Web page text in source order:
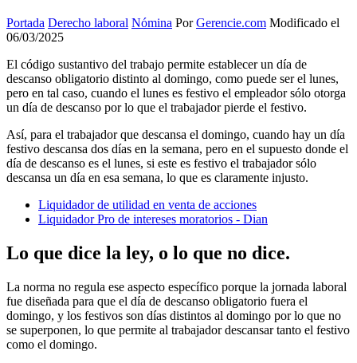
Portada Derecho laboral Nómina PorGerencie.com Modificado el
06/03/2025
El código sustantivo del trabajo permite establecer un día de
descanso obligatorio distinto al domingo, como puede ser el lunes,
pero en tal caso, cuando el lunes es festivo el empleador sólo otorga
un día de descanso por lo que el trabajador pierde el festivo.
Así, para el trabajador que descansa el domingo, cuando hay un día
festivo descansa dos días en la semana, pero en el supuesto donde el
día de descanso es el lunes, si este es festivo el trabajador sólo
descansa un día en esa semana, lo que es claramente injusto.
Liquidador de utilidad en venta de acciones
Liquidador Pro de intereses moratorios - Dian
Lo que dice la ley, o lo que no dice.
La norma no regula ese aspecto específico porque la jornada laboral
fue diseñada para que el día de descanso obligatorio fuera el
domingo, y los festivos son días distintos al domingo por lo que no
se superponen, lo que permite al trabajador descansar tanto el festivo
como el domingo.